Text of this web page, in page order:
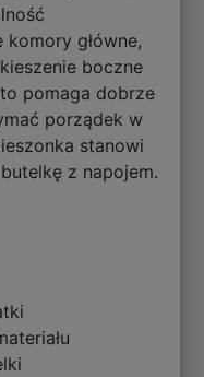
główne,
boczne
pomaga dobrze
porządek w
stanowi
z napojem.